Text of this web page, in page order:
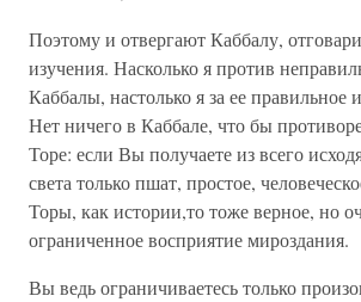
Поэтому и отвергают Каббалу,
изучения. Насколько я против
Каббалы, настолько я за ее правильное
Нет ничего в Каббале, что бы
Торе: если Вы получаете из всего
света только пшат, простое,
Торы, как истории,то тоже верное, но
ограниченное восприятие мироздания.
Вы ведь ограничиваетесь только